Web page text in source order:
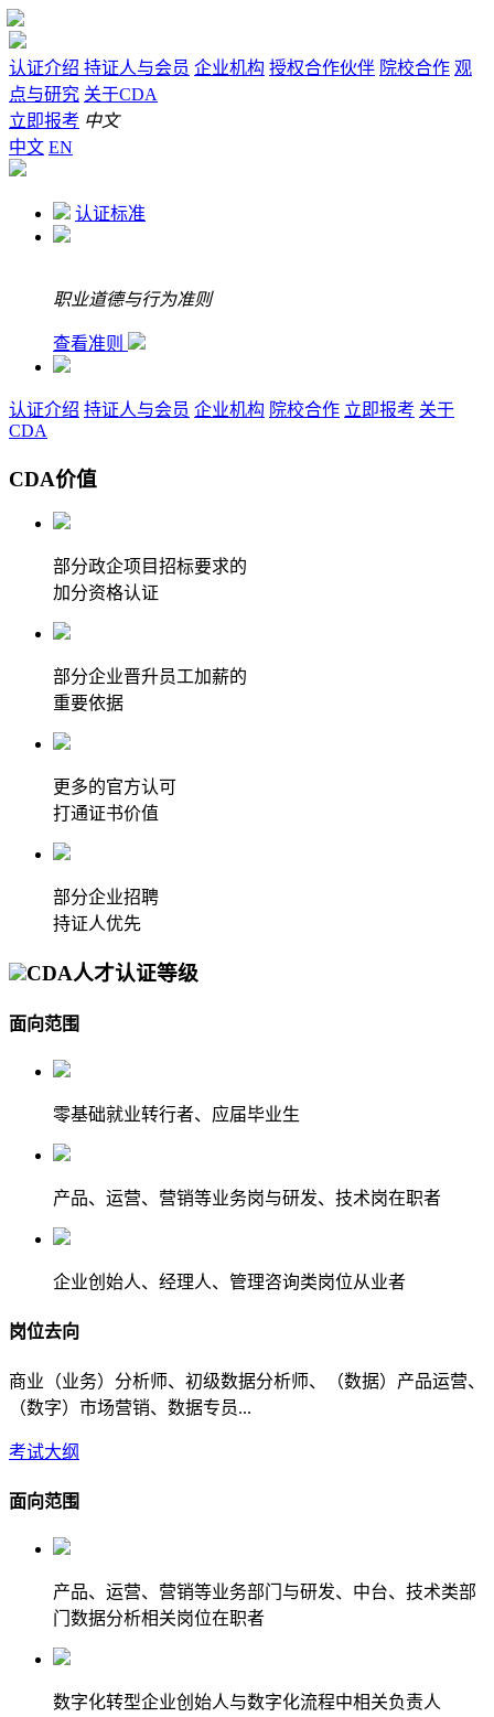
认证介绍 持证人与会员 企业机构 授权合作伙伴 院校合作 观
点与研究 关于CDA
立即报考 中文
中文 EN
认证标准
职业道德与行为准则
查看准则
认证介绍 持证人与会员 企业机构 院校合作 立即报考 关于
CDA
CDA价值
部分政企项目招标要求的
加分资格认证
部分企业晋升员工加薪的
重要依据
更多的官方认可
打通证书价值
部分企业招聘
持证人优先
CDA人才认证等级
面向范围
零基础就业转行者、应届毕业生
产品、运营、营销等业务岗与研发、技术岗在职者
企业创始人、经理人、管理咨询类岗位从业者
岗位去向
商业（业务）分析师、初级数据分析师、（数据）产品运营、
（数字）市场营销、数据专员...
考试大纲
面向范围
产品、运营、营销等业务部门与研发、中台、技术类部
门数据分析相关岗位在职者
数字化转型企业创始人与数字化流程中相关负责人